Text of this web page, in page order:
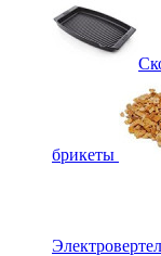
брикеты